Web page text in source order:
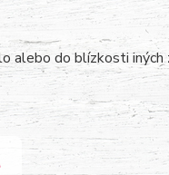
alebo do blízkosti iných